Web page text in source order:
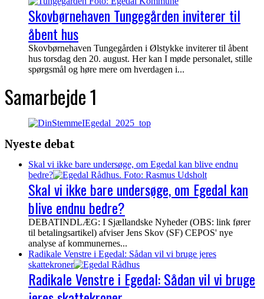
Skovbørnehaven Tungegården inviterer til
åbent hus
Skovbørnehaven Tungegården i Ølstykke inviterer til åbent
hus torsdag den 20. august. Her kan I møde personalet, stille
spørgsmål og høre mere om hverdagen i...
Samarbejde 1
Nyeste debat
Skal vi ikke bare undersøge, om Egedal kan blive endnu
bedre?
Skal vi ikke bare undersøge, om Egedal kan
blive endnu bedre?
DEBATINDLÆG: I Sjællandske Nyheder (OBS: link fører
til betalingsartikel) afviser Jens Skov (SF) CEPOS' nye
analyse af kommunernes...
Radikale Venstre i Egedal: Sådan vil vi bruge jeres
skattekroner
Radikale Venstre i Egedal: Sådan vil vi bruge